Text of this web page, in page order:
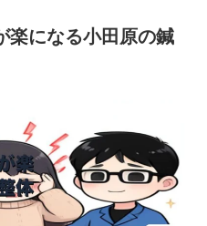
楽になる小田原の鍼